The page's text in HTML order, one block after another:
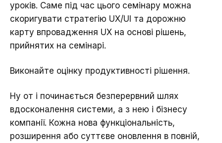
уроків. Саме під час цього семінару можна
скоригувати стратегію UX/UI та дорожню
карту впровадження UX на основі рішень,
прийнятих на семінарі.
Виконайте оцінку продуктивності рішення.
Ну от і починається безперервний шлях
вдосконалення системи, а з нею і бізнесу
компанії. Кожна нова функціональність,
розширення або суттєве оновлення в повній,